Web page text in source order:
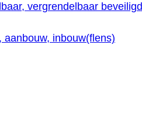
vergrendelbaar beveiligd
inbouw(flens)